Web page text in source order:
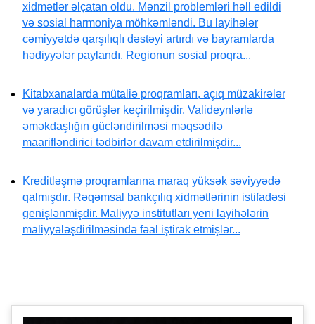
xidmətlər əlçatan oldu. Mənzil problemləri həll edildi
və sosial harmoniya möhkəmləndi. Bu layihələr
cəmiyyətdə qarşılıqlı dəstəyi artırdı və bayramlarda
hədiyyələr paylandı. Regionun sosial proqra...
Kitabxanalarda mütaliə proqramları, açıq müzakirələr
və yaradıcı görüşlər keçirilmişdir. Valideynlərlə
əməkdaşlığın gücləndirilməsi məqsədilə
maarifləndirici tədbirlər davam etdirilmişdir...
Kreditləşmə proqramlarına maraq yüksək səviyyədə
qalmışdır. Rəqəmsal bankçılıq xidmətlərinin istifadəsi
genişlənmişdir. Maliyyə institutları yeni layihələrin
maliyyələşdirilməsində fəal iştirak etmişlər...